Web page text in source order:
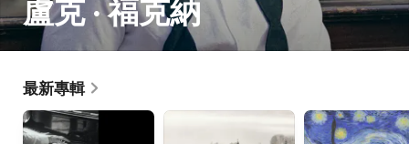
盧克 · 福克納
最新專輯